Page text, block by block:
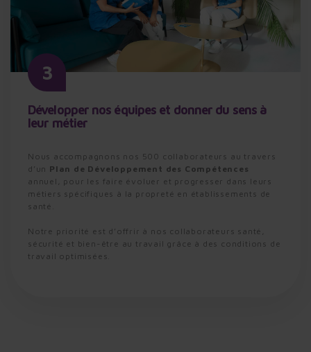
3
Développer nos équipes et donner du sens à
leur métier
Nous accompagnons nos 500 collaborateurs au travers
d’un Plan de Développement des Compétences
annuel, pour les faire évoluer et progresser dans leurs
métiers spécifiques à la propreté en établissements de
santé.
Notre priorité est d’offrir à nos collaborateurs santé,
sécurité et bien-être au travail grâce à des conditions de
travail optimisées.